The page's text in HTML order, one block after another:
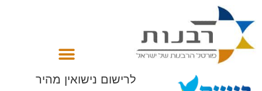
לרישום נישואין מהיר